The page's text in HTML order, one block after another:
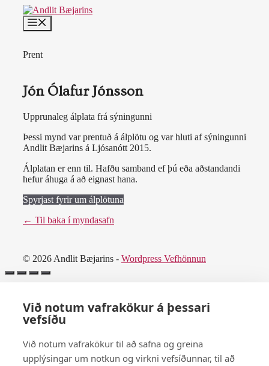
content
Prent
Jón Ólafur Jónsson
Upprunaleg álplata frá sýningunni
Þessi mynd var prentuð á álplötu og var hluti af sýningunni
Andlit Bæjarins á Ljósanótt 2015.
Álplatan er enn til. Hafðu samband ef þú eða aðstandandi
hefur áhuga á að eignast hana.
Spyrjast fyrir um álplötuna
← Til baka í myndasafn
© 2026 Andlit Bæjarins - Wordpress Vefhönnun
Við notum vafrakökur á þessari
vefsíðu
Við notum vafrakökur til að safna og greina
upplýsingar um notkun og virkni vefsíðunnar, til að